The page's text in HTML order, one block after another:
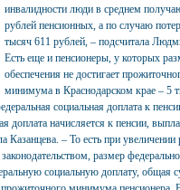
инвалидности люди в среднем
рублей пенсионных, а по случаю
тысяч 611 рублей, – подсчитала
Есть еще и пенсионеры, у которых
обеспечения не достигает
минимума в Краснодарском крае – 5
социальная доплата к
доплата начисляется к пенсии,
Казанцева. – То есть при увеличении
размер
социальную доплату, общая